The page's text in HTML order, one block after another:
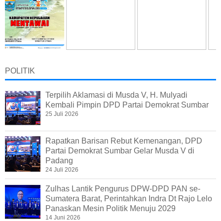
POLITIK
Terpilih Aklamasi di Musda V, H. Mulyadi
Kembali Pimpin DPD Partai Demokrat Sumbar
25 Juli 2026
Rapatkan Barisan Rebut Kemenangan, DPD
Partai Demokrat Sumbar Gelar Musda V di
Padang
24 Juli 2026
Zulhas Lantik Pengurus DPW-DPD PAN se-
Sumatera Barat, Perintahkan Indra Dt Rajo Lelo
Panaskan Mesin Politik Menuju 2029
14 Juni 2026